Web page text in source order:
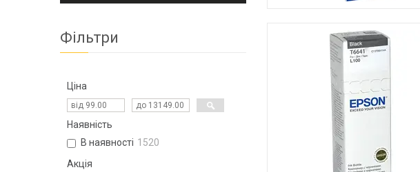
Фільтри
Ціна
Наявність
В наявності 1520
Акція